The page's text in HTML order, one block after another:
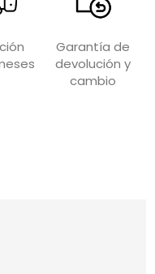
Garantía de
devolución y
cambio